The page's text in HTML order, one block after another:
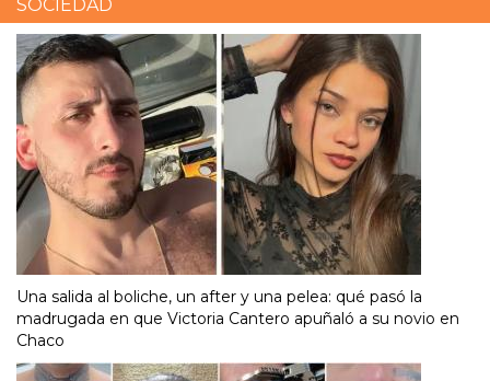
SOCIEDAD
Una salida al boliche, un after y una pelea: qué pasó la
madrugada en que Victoria Cantero apuñaló a su novio en
Chaco